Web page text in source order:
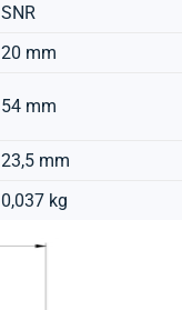
SNR
20 mm
54 mm
23,5 mm
0,037 kg